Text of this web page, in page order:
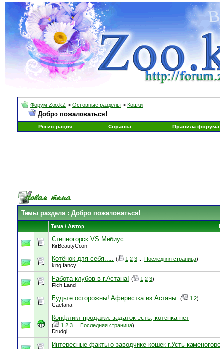
Форум Zoo.kZ > Основные разделы > Кошки
Добро пожаловаться!
Регистрация Справка Правила форума
Темы раздела: Добро пожаловаться!
Тема / Автор
Степногорск VS Мёбиус
KirBeautyCoon
Котёнок для себя..... ( 1 2 3 Последняя страница)
king fancy
Работа клубов в г.Астана! ( 1 2 3)
Rich Land
Будьте осторожны! Аферистка из Астаны. ( 1 2)
Gaetana
Конфликт продажи: задаток есть, котенка нет
( 1 2 3 Последняя страница)
Drudgi
Интересные факты о заводчике кошек г.Усть-